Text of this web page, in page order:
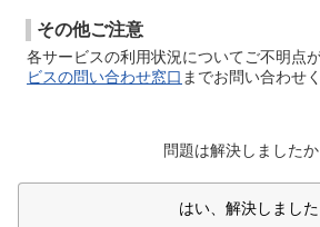
その他ご注意
各サービスの利用状況についてご不明点
ビスの問い合わせ窓口 までお問い合わせ
問題は解決しましたか
はい、解決しました